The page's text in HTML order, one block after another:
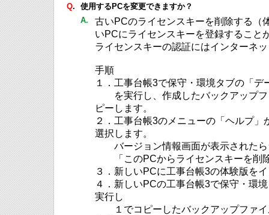
Q.
使用するPCを変更できますか？
A.
古いPCのライセンスキーを削除する（
いPCにライセンスキーを登録すること
ライセンスキーの認証にはインターネ
手順
１．工事台帳3で保守・環境タブの「デ
を実行し、作成したバックアップフ
ピーします。
２．工事台帳3のメニューの「ヘルプ」
選択します。
バージョン情報画面が表示されたら
「このPCからライセンスキーを削
３．新しいPCに工事台帳3の体験版を
４．新しいPCの工事台帳3で保守・環
実行し
１でコピーしたバックアップファイ